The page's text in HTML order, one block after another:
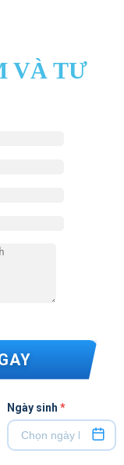
VÀ TƯ
Ngày sinh*